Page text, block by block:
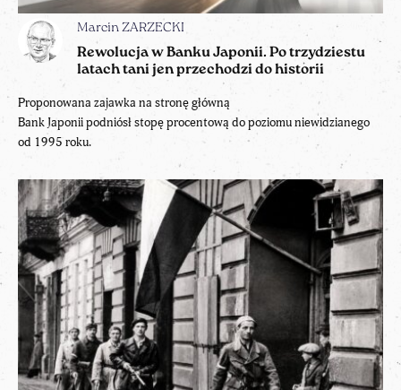
Marcin ZARZECKI
Rewolucja w Banku Japonii. Po trzydziestu
latach tani jen przechodzi do historii
Proponowana zajawka na stronę główną
Bank Japonii podniósł stopę procentową do poziomu niewidzianego
od 1995 roku.